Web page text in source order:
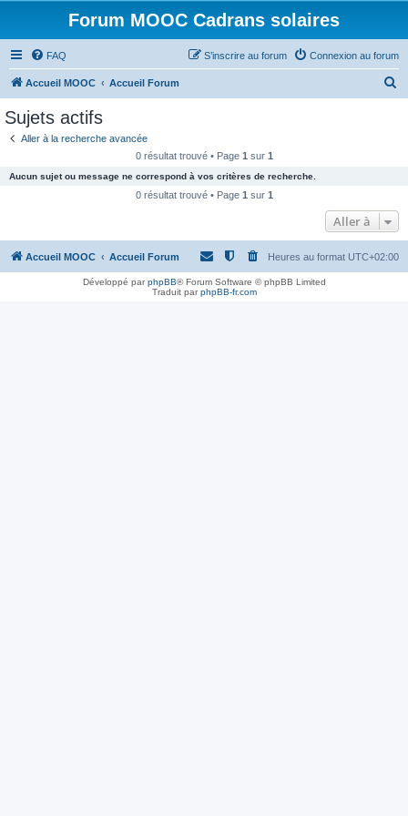
Forum MOOC Cadrans solaires
FAQ Connexion au forum
S’inscrire au forum
Accueil MOOC Accueil Forum
c
e
Sujets actifs
Aller à la recherche avancée
0 résultat trouvé • Page 1 sur 1
Aucun sujet ou message ne correspond à vos critères de recherche.
0 résultat trouvé • Page 1 sur 1
Aller à
Accueil MOOC Accueil Forum Heures au format UTC+02:00
Développé parphpBB® Forum Software © phpBB Limited
Traduit parphpBB-fr.com